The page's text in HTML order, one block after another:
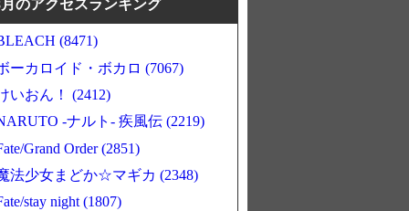
のアクセスランキング
(8471)
ーカロイド・ボカロ (7067)
いおん！ (2412)
-ナルト- 疾風伝 (2219)
Grand Order (2851)
法少女まどか☆マギカ (2348)
stay night (1807)